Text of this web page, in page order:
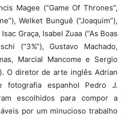
Magee (“Game Of Thrones”,
Welket Bunguê (“Joaquim”),
Graça, Isabel Zuaa (“As Boas
(“3%”), Gustavo Machado,
Marcial Mancome e Sergio
O diretor de arte inglês Adrian
espanhol Pedro J.
escolhidos para compor a
por um minucioso trabalho